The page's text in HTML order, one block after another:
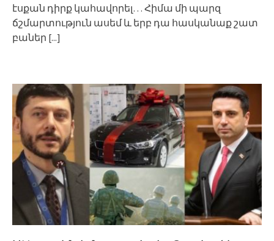
էսքան դիրք կահավորել… Հիմա մի պարզ
ճշմարտություն ասեմ և երբ դա հասկանաք շատ
բաներ [...]